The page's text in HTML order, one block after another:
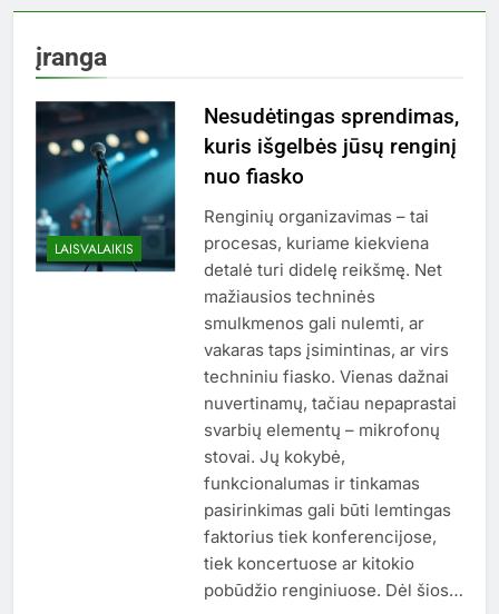
įranga
LAISVALAIKIS
Nesudėtingas sprendimas,
kuris išgelbės jūsų renginį
nuo fiasko
Renginių organizavimas – tai
procesas, kuriame kiekviena
detalė turi didelę reikšmę. Net
mažiausios techninės
smulkmenos gali nulemti, ar
vakaras taps įsimintinas, ar virs
techniniu fiasko. Vienas dažnai
nuvertinamų, tačiau nepaprastai
svarbių elementų – mikrofonų
stovai. Jų kokybė,
funkcionalumas ir tinkamas
pasirinkimas gali būti lemtingas
faktorius tiek konferencijose,
tiek koncertuose ar kitokio
pobūdžio renginiuose. Dėl šios…